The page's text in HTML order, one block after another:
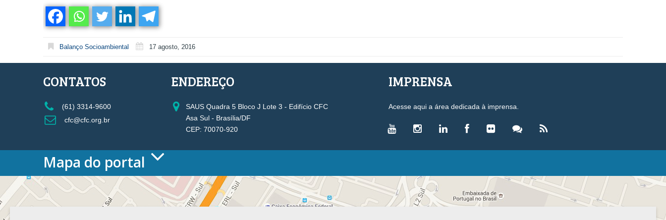
Balanço Socioambiental 17 agosto, 2016
CONTATOS
(61) 3314-9600
cfc@cfc.org.br
ENDEREÇO
SAUS Quadra 5 Bloco J Lote 3 - Edifício CFC
Asa Sul - Brasília/DF
CEP: 70070-920
IMPRENSA
Acesse aqui a área dedicada à imprensa.
Mapa do portal
HOME
O CONSELHO
Conselho Diretor
VICE-PRESIDÊNCIAS
Administrativa
Controle Interno
LEGISLAÇÃO
Decretos-Lei